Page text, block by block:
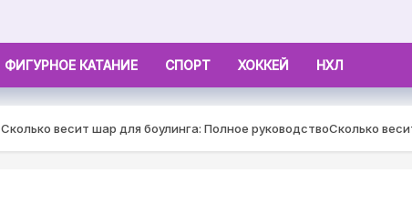
ФИГУРНОЕ КАТАНИЕ СПОРТ ХОККЕЙ НХЛ
Сколько весит шар для боулинга: Полное руководствоСколько